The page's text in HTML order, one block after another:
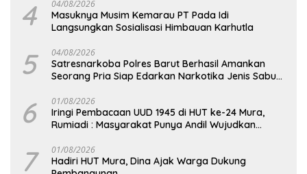
4 04/08/2026
Masuknya Musim Kemarau PT Pada Idi
Langsungkan Sosialisasi Himbauan Karhutla
5 04/08/2026
Satresnarkoba Polres Barut Berhasil Amankan
Seorang Pria Siap Edarkan Narkotika Jenis Sabu
6 01/08/2026
Iringi Pembacaan UUD 1945 di HUT ke-24 Mura,
Rumiadi : Masyarakat Punya Andil Wujudkan
7 01/08/2026
Hadiri HUT Mura, Dina Ajak Warga Dukung